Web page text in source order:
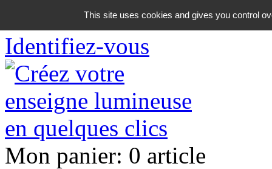
06 18 42 08 59
Identifiez-vous
Mon panier: 0 article
This site uses cookies and gives you control